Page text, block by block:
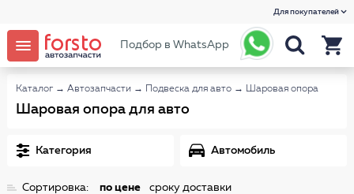
Для покупателей
Подбор в WhatsApp
Каталог → Автозапчасти → Подвеска для авто → Шаровая опора
Шаровая опора для авто
Категория Автомобиль
Сортировка: по цене сроку доставки